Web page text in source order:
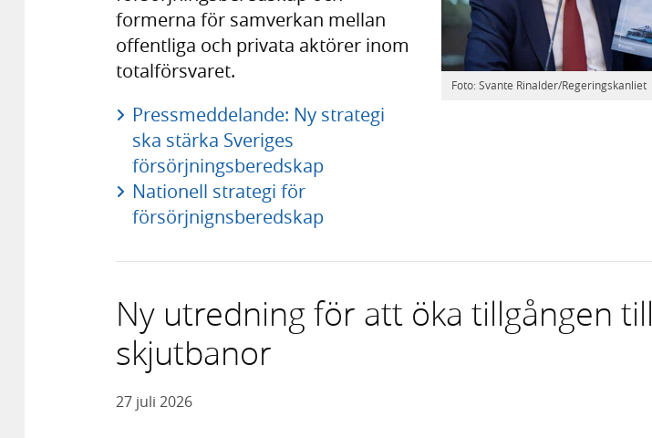
Foto: Svante Rinalder/Regeringskanliet
formerna för samverkan mellan
offentliga och privata aktörer inom
totalförsvaret.
Pressmeddelande: Ny strategi
ska stärka Sveriges
försörjningsberedskap
Nationell strategi för
försörjnignsberedskap
Ny utredning för att öka tillgången till
skjutbanor
27 juli 2026